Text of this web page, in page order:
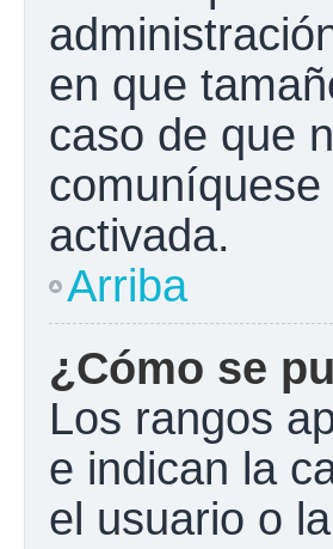
en que
caso de que
activada.
Arriba
¿Cómo se
Los rangos
e indican la
el usuario o